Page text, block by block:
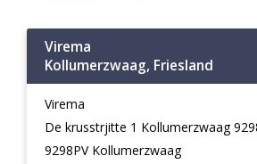
Virema
Kollumerzwaag, Friesland
Virema
De krusstrjitte 1 Kollumerzwaag
9298PV Kollumerzwaag